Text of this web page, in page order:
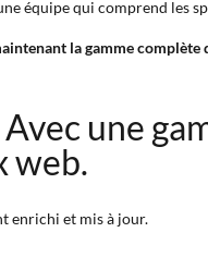
équipe qui comprend les
la gamme
Avec une
web.
enrichi et mis à jour.